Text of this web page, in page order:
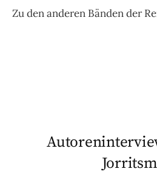
Zu den anderen Bänden der